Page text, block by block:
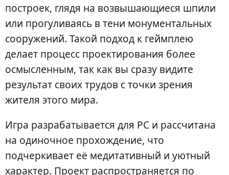
построек, глядя на возвышающиеся шпили
или прогуливаясь в тени монументальных
сооружений. Такой подход к геймплею
делает процесс проектирования более
осмысленным, так как вы сразу видите
результат своих трудов с точки зрения
жителя этого мира.
Игра разрабатывается для PC и рассчитана
на одиночное прохождение, что
подчеркивает её медитативный и уютный
характер. Проект распространяется по